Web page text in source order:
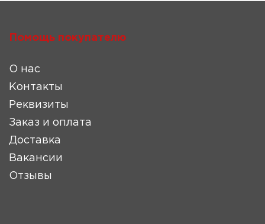
Помощь покупателю
О нас
Контакты
Реквизиты
Заказ и оплата
Доставка
Вакансии
Отзывы